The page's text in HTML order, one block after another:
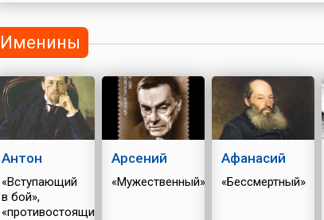
Именины
Антон
«Вступающий
в бой»,
«противостоящий»
Арсений
«Мужественный»
Афанасий
«Бессмертный»